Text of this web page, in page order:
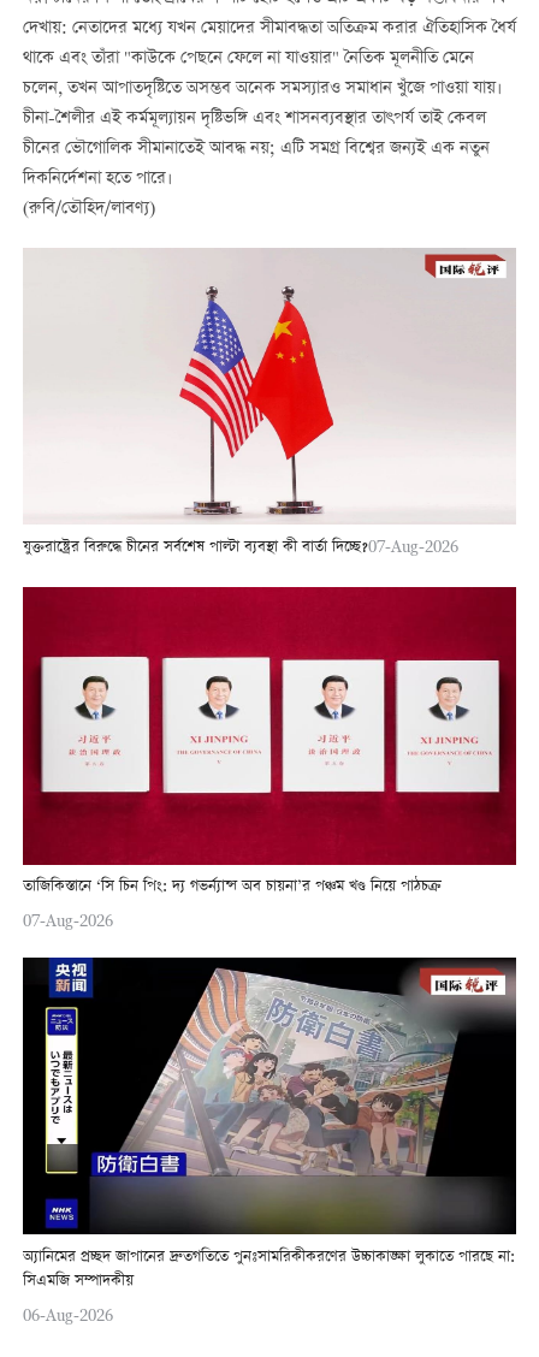
দেখায়: নেতাদের মধ্যে যখন মেয়াদের সীমাবদ্ধতা অতিক্রম করার ঐতিহাসিক ধৈর্য
থাকে এবং তাঁরা "কাউকে পেছনে ফেলে না যাওয়ার" নৈতিক মূলনীতি মেনে
চলেন, তখন আপাতদৃষ্টিতে অসম্ভব অনেক সমস্যারও সমাধান খুঁজে পাওয়া যায়।
চীনা-শৈলীর এই কর্মমূল্যায়ন দৃষ্টিভঙ্গি এবং শাসনব্যবস্থার তাৎপর্য তাই কেবল
চীনের ভৌগোলিক সীমানাতেই আবদ্ধ নয়; এটি সমগ্র বিশ্বের জন্যই এক নতুন
দিকনির্দেশনা হতে পারে।
(রুবি/তৌহিদ/লাবণ্য)
যুক্তরাষ্ট্রের বিরুদ্ধে চীনের সর্বশেষ পাল্টা ব্যবস্থা কী বার্তা দিচ্ছে?07-Aug-2026
তাজিকিস্তানে ‘সি চিন পিং: দ্য গভর্ন্যান্স অব চায়না’র পঞ্চম খণ্ড নিয়ে পাঠচক্র
07-Aug-2026
অ্যানিমের প্রচ্ছদ জাপানের দ্রুতগতিতে পুনঃসামরিকীকরণের উচ্চাকাঙ্ক্ষা লুকাতে পারছে না:
সিএমজি সম্পাদকীয়
06-Aug-2026